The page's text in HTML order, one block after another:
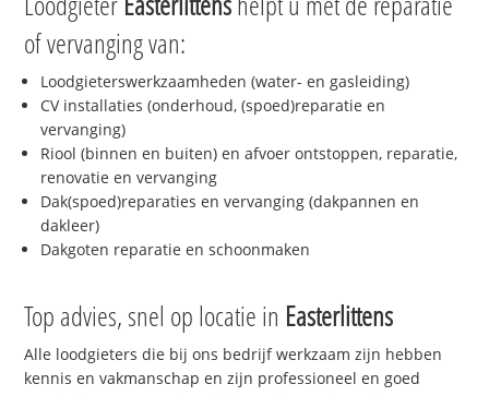
of vervanging van:
Loodgieterswerkzaamheden (water- en gasleiding)
CV installaties (onderhoud, (spoed)reparatie en
vervanging)
Riool (binnen en buiten) en afvoer ontstoppen, reparatie,
renovatie en vervanging
Dak(spoed)reparaties en vervanging (dakpannen en
dakleer)
Dakgoten reparatie en schoonmaken
Top advies, snel op locatie in Easterlittens
Alle loodgieters die bij ons bedrijf werkzaam zijn hebben
kennis en vakmanschap en zijn professioneel en goed